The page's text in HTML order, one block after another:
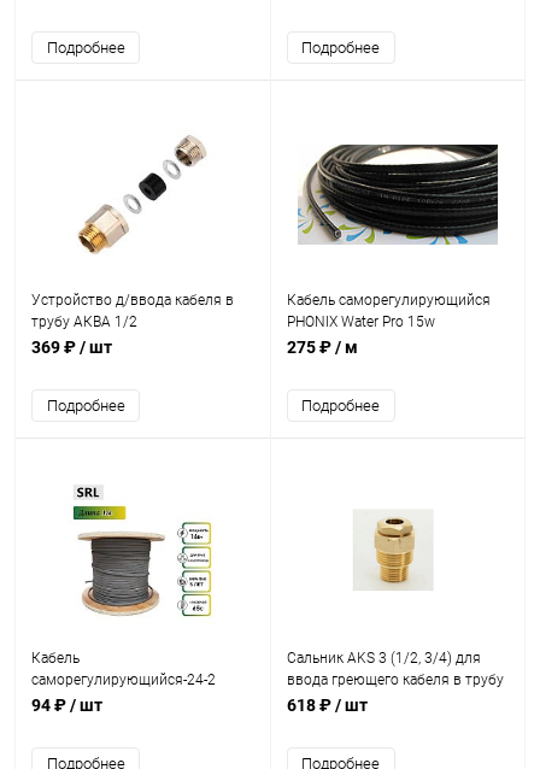
Подробнее Подробнее
Устройство д/ввода кабеля в
трубу АКВА 1/2
369 ₽/ шт
Подробнее
Кабель саморегулирующийся
PHONIX Water Pro 15w
SAMREG(внутренний)
275 ₽/ м
Подробнее
Кабель
саморегулирующийся-24-2
(наружний)
94 ₽/ шт
Подробнее
Сальник AKS 3 (1/2, 3/4) для
ввода греющего кабеля в трубу
618 ₽/ шт
Подробнее